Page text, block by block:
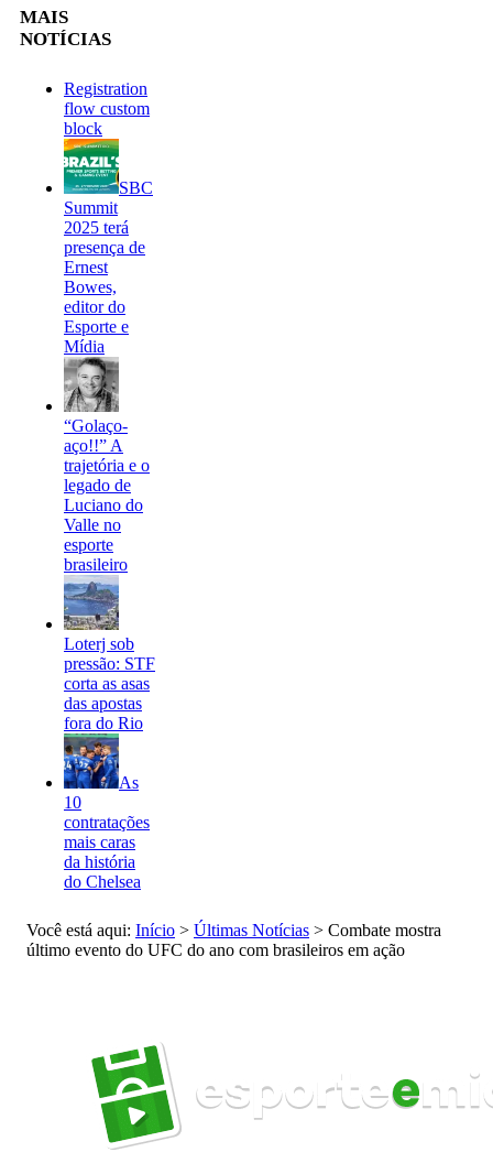
MAIS
NOTÍCIAS
Registration
flow custom
block
SBC
Summit
2025 terá
presença de
Ernest
Bowes,
editor do
Esporte e
Mídia
“Golaço-
aço!!” A
trajetória e o
legado de
Luciano do
Valle no
esporte
brasileiro
Loterj sob
pressão: STF
corta as asas
das apostas
fora do Rio
As
10
contratações
mais caras
da história
do Chelsea
Você está aqui: Início > Últimas Notícias > Combate mostra
último evento do UFC do ano com brasileiros em ação